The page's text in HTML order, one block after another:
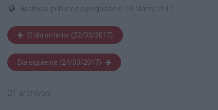
Archivos públicos agregados el 23 Marzo 2017
El día anterior (22/03/2017)
Día siguiente (24/03/2017)
21 archivos: